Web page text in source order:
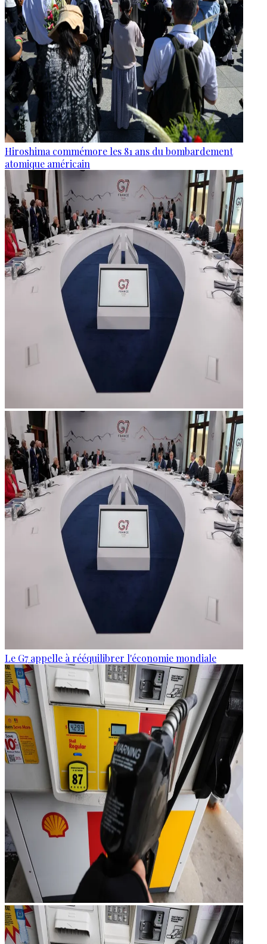
Hiroshima commémore les 81 ans du bombardement
atomique américain
Le G7 appelle à rééquilibrer l'économie mondiale